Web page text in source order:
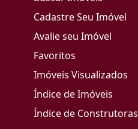
Cadastre Seu Imóvel
Avalie seu Imóvel
Favoritos
Imóveis Visualizados
Índice de Imóveis
Índice de Construtoras